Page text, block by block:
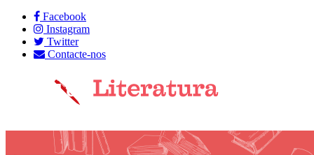
Facebook
Instagram
Twitter
Contacte-nos